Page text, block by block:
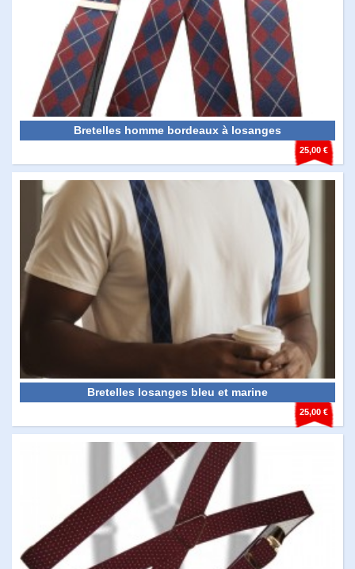
25,00 €
Bretelles homme bordeaux à losanges
25,00 €
Bretelles losanges bleu et marine